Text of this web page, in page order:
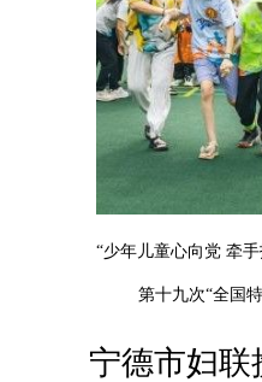
“少年儿童心向党 牵
第十九次“全国
宁德市妇联